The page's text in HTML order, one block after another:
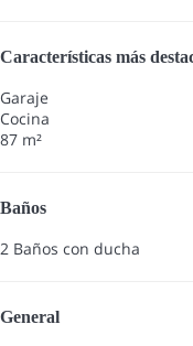
Características más
Garaje
Cocina
87 m²
Baños
2 Baños con ducha
General